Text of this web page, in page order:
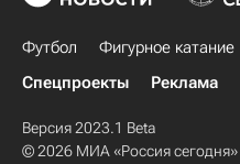
Футбол Фигурное катание
Спецпроекты
Реклама
Версия 2023.1 Beta
© 2026 МИА «Россия сегодня»